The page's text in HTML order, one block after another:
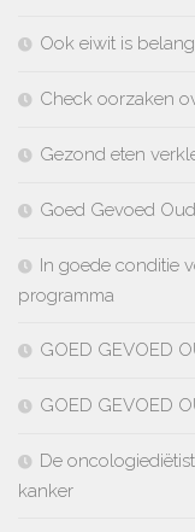
Ook eiwit is
Check oorzaken
Gezond eten
Goed Gevoed
In goede conditie
programma
GOED GEVOED
GOED GEVOED
De
kanker